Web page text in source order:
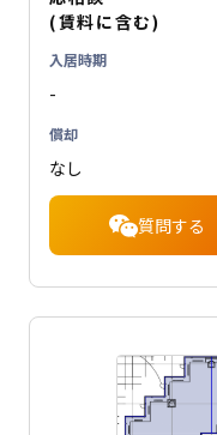
(賃料に含む)
入居時期
-
償却
なし
質問する